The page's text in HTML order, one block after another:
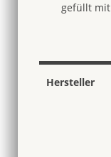
gefüllt
Hersteller